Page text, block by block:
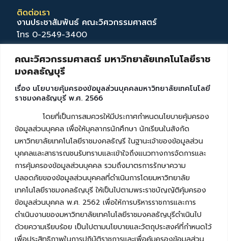
คณะวิศวกรรมศาสตร์ มหาวิทยาลัยเทคโนโลยีราช
มงคลธัญบุรี
เรื่อง นโยบายคุ้มครองข้อมูลส่วนบุคคลมหาวิทยาลัยเทคโนโลยี
ราชมงคลธัญบุรี พ.ศ. 2566
โดยที่เป็นการสมควรให้มีประกาศกำหนดนโยบายคุ้มครอง
ข้อมูลส่วนบุคคล เพื่อให้บุคลากรนักศึกษา นักเรียนในสังกัด
มหาวิทยาลัยเทคโนโลยีราชมงคลธัญรี ในฐานะเจ้าของข้อมูลส่วน
บุคคลและสาธารณชนรับทราบและเข้าใจถึงแนวทางการจัดการและ
การคุ้มครองข้อมูลส่วนบุคคล รวมถึงมาตรการรักษาความ
ปลอดภัยของข้อมูลส่วนบุคคลที่ดำเนินการโดยมหาวิทยาลัย
เทคโนโลยีราชมงคลธัญบุรี ให้เป็นไปตามพระราชบัญญัติคุ้มครอง
ข้อมูลส่วนบุคคล พ.ศ. 2562 เพื่อให้การบริหารราชการและการ
ดำเนินงานของมหาวิทยาลัยเทคโนโลยีราชมงคลธัญบุรีดำเนินไป
ด้วยความเรียบร้อย เป็นไปตามนโยบายและวัตถุประสงค์ที่กำหนดไว้
ติดต่อเรา
งานประชาสัมพันธ์ คณะวิศวกรรมศาสตร์
โทร 0-2549-3400
eng@en.rmutt.ac.th